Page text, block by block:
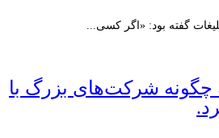
گفته بود: «اگر کسی...
چگونه شرکت‌های بزرگ با